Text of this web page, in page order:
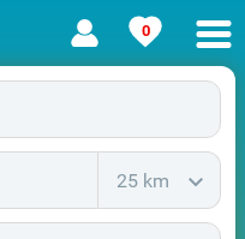
0
25 km